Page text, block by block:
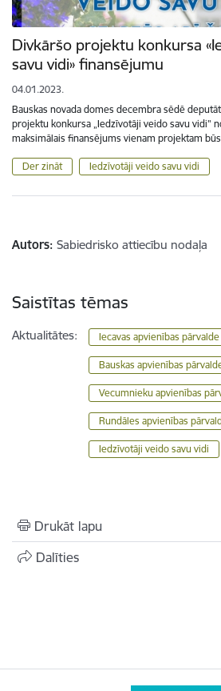
Divkāršo projektu konkursa
savu vidi» finansējumu
04.01.2023.
Bauskas novada domes decembra sēdē
projektu konkursa „Iedzīvotāji veido savu vidi"
maksimālais finansējums vienam projektam
Der zināt Iedzīvotāji veido savu vidi
Autors: Sabiedrisko attiecību nodaļa
Saistītas tēmas
Aktualitātes: Iecavas apvienības pārvalde
Bauskas apvienības
Vecumnieku apvienības
Rundāles apvienības
Iedzīvotāji veido savu vidi
Drukāt lapu
Dalīties